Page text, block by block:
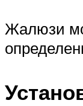
Жалюзи